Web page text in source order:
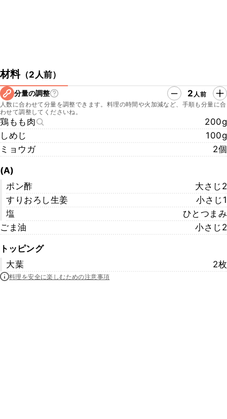
材料（2人前）
分量の調整 2 人前
人数に合わせて分量を調整できます。料理の時間や火加減など、手順も分量に合
わせて調整してくださいね。
鶏もも肉
200g
しめじ
100g
ミョウガ
2個
(A)
ポン酢
大さじ2
すりおろし生姜
小さじ1
塩
ひとつまみ
ごま油
小さじ2
トッピング
大葉
2枚
料理を安全に楽しむための注意事項